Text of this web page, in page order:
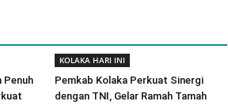
Penuh
KOLAKA HARI INI
Pemkab Kolaka Perkuat Sinergi
dengan TNI, Gelar Ramah Tamah